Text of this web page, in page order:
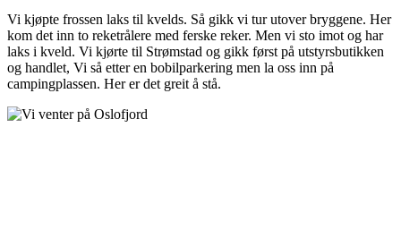
Vi kjøpte frossen laks til kvelds. Så gikk vi tur utover bryggene. Her
kom det inn to reketrålere med ferske reker. Men vi sto imot og har
laks i kveld. Vi kjørte til Strømstad og gikk først på utstyrsbutikken
og handlet, Vi så etter en bobilparkering men la oss inn på
campingplassen. Her er det greit å stå.